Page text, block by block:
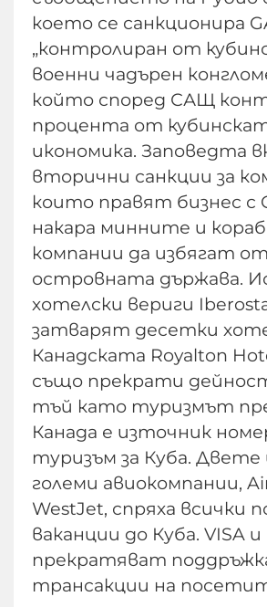
което се санкционира
„контролиран от
военни чадърен
който според САЩ
процента от
икономика. Заповедта
вторични санкции за
които правят бизнес с
накара минните и
компании да избягат от
островната държава.
хотелски вериги
затварят десетки
Канадската Royalton
също прекрати
тъй като туризмът
Канада е източник
туризъм за Куба. Двете
големи авиокомпании,
WestJet, спряха всички
ваканции до Куба. VISA
прекратяват
трансакции на